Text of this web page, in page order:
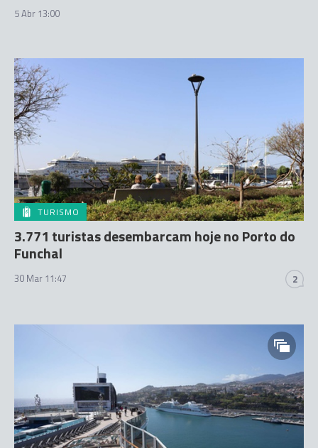
5 Abr 13:00
TURISMO
3.771 turistas desembarcam hoje no Porto do
Funchal
30 Mar 11:47 2